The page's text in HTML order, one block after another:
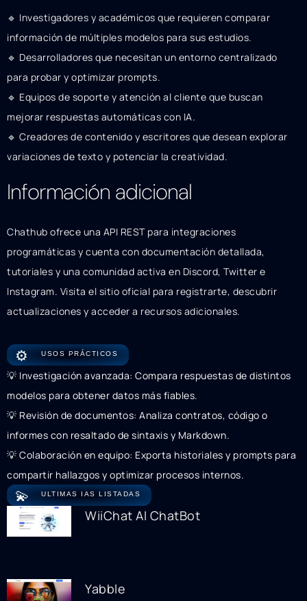
🔹 Investigadores y académicos que requieren comparar
información de múltiples modelos para sus estudios.
🔹 Desarrolladores que necesitan un entorno centralizado
para probar y optimizar prompts.
🔹 Equipos de soporte y atención al cliente que buscan
mejorar respuestas automáticas con IA.
🔹 Creadores de contenido y escritores que desean explorar
variaciones de texto y potenciar la creatividad.
Información adicional
Chathub ofrece una API REST para integraciones
programáticas y cuenta con documentación detallada,
tutoriales y una comunidad activa en Discord, Twitter e
Instagram. Visita el sitio oficial para registrarte, descubrir
actualizaciones y acceder a recursos adicionales.
⚙️ USOS PRÁCTICOS
💡 Investigación avanzada: Compara respuestas de distintos
modelos para obtener datos más fiables.
💡 Revisión de documentos: Analiza contratos, código o
informes con resaltado de sintaxis y Markdown.
💡 Colaboración en equipo: Exporta historiales y prompts para
compartir hallazgos y optimizar procesos internos.
💫 ULTIMAS IAS LISTADAS
WiiChat AI ChatBot
Yabble